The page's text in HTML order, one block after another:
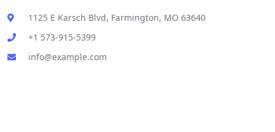
1125 E Karsch Blvd, Farmington, MO 63640
+1 573-915-5399
info@example.com